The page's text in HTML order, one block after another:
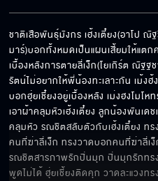
ชาติเสือพันธุ์มังกร เฮ้งเตี๋ยง(อาโป
มาร์)บอกทั้งหมดเป็นแผนเสี้ยมให้แต
เบื้องหลังการตายลี่เง็ก(โยเกิร์ต ณัฐ
รัตน์ไม่อยากให้พี่น้องทะเลาะกัน เม้งฮ้
บอกฮุ่ยเชี๋ยงอยู่เบื้องหลัง เม่งฮงโมโ
เอาผ้าคลุมหัวเฮ้งเตี๋ยง ลูกน้องพันเด
คลุมหัว รณชิตสลับตัวกับเฮ้งเตี๋ยง ทร
คนที่ฆ่าลี่เง็ก ทรงวาดบอกคนที่ฆ่าลี่เง็
รณชิตสารภาพรักปิ่นมุก ปิ่นมุกรักทรง
พูดไม่ได้ ฮุ่ยเชี้ยงติดคุก วาดละแวงทร